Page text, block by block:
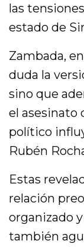
las
estado de
Zambada,
duda la
sino que
el asesinato
político
Rubén
Estas
relación
organizado
también